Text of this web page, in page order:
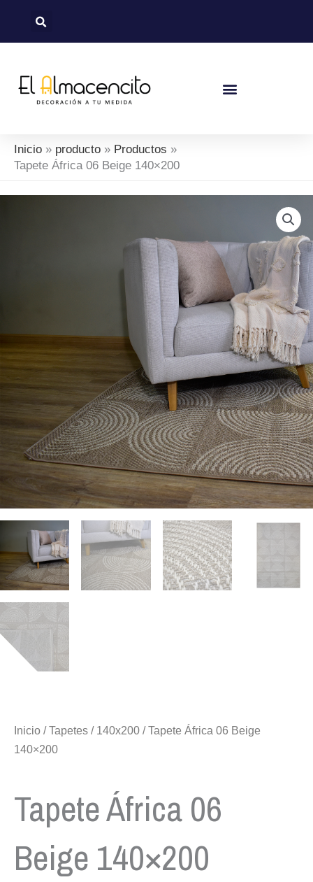
Inicio producto
Productos
Tapete África 06 Beige 140×200
Inicio /Tapetes / 140x200 / Tapete África 06 Beige
140×200
Tapete África 06
Beige 140×200